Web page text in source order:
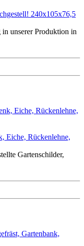
240x105x76,5
in unserer Produktion in
Eiche, Rückenlehne,
Gartenschilder,